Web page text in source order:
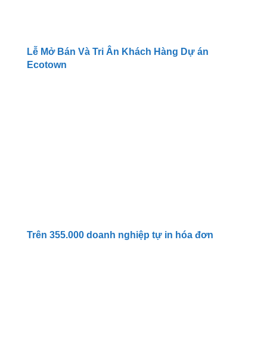
Lễ Mở Bán Và Tri Ân Khách Hàng Dự án
Ecotown
Trên 355.000 doanh nghiệp tự in hóa đơn